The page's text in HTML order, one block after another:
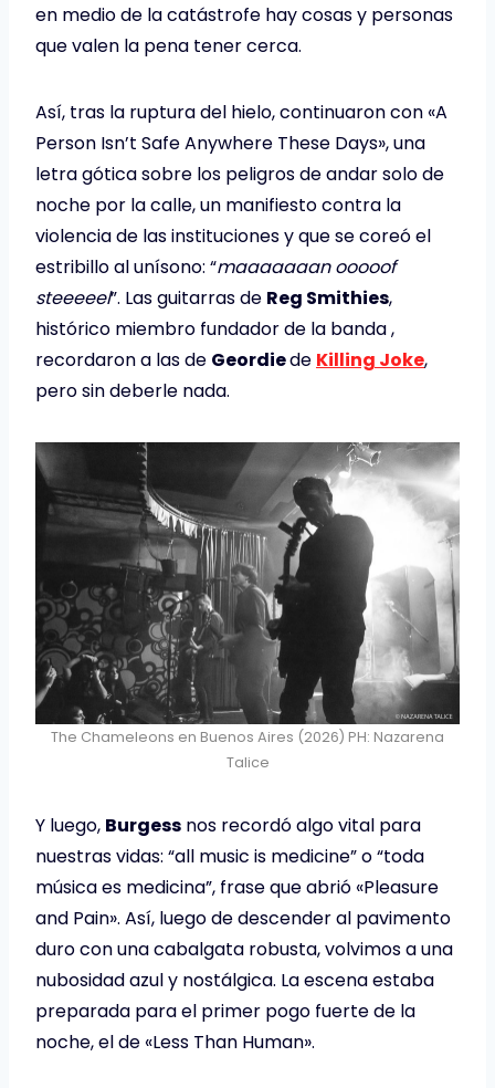
en medio de la catástrofe hay cosas y personas
que valen la pena tener cerca.
Así, tras la ruptura del hielo, continuaron con «A
Person Isn’t Safe Anywhere These Days», una
letra gótica sobre los peligros de andar solo de
noche por la calle, un manifiesto contra la
violencia de las instituciones y que se coreó el
estribillo al unísono: “maaaaaaan ooooof
steeeeel”. Las guitarras de Reg Smithies,
histórico miembro fundador de la banda ,
recordaron a las de Geordiede Killing Joke,
pero sin deberle nada.
The Chameleons en Buenos Aires (2026) PH: Nazarena
Talice
Y luego, Burgess nos recordó algo vital para
nuestras vidas: “all music is medicine” o “toda
música es medicina”, frase que abrió «Pleasure
and Pain». Así, luego de descender al pavimento
duro con una cabalgata robusta, volvimos a una
nubosidad azul y nostálgica. La escena estaba
preparada para el primer pogo fuerte de la
noche, el de «Less Than Human».